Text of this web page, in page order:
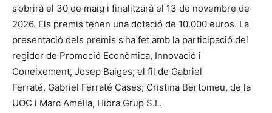
s’obrirà el 30 de maig i finalitzarà el 13 de novembre de
2026. Els premis tenen una dotació de 10.000 euros. La
presentació dels premis s’ha fet amb la participació del
regidor de Promoció Econòmica, Innovació i
Coneixement, Josep Baiges; el fil de Gabriel
Ferraté, Gabriel Ferraté Cases; Cristina Bertomeu, de la
UOC i Marc Amella, Hidra Grup S.L.